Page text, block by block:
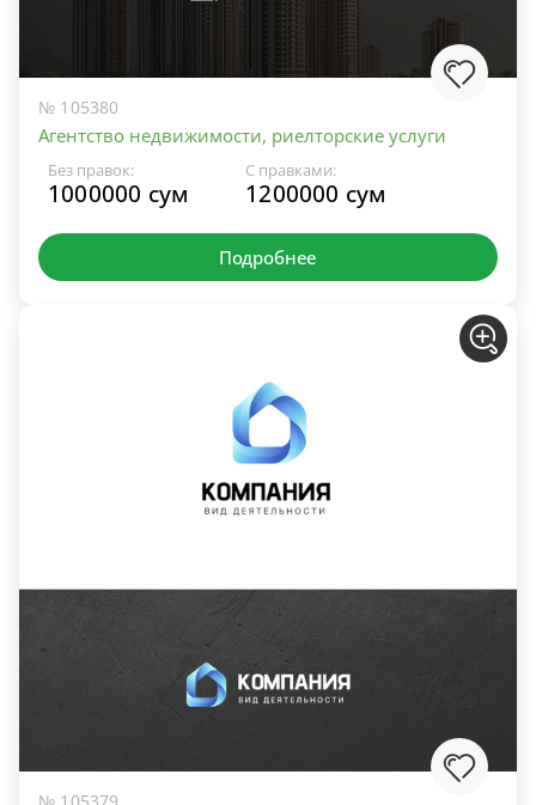
№ 105380
Агентство недвижимости, риелторские услуги
Без правок:
1000000 сум
С правками:
1200000 сум
Подробнее